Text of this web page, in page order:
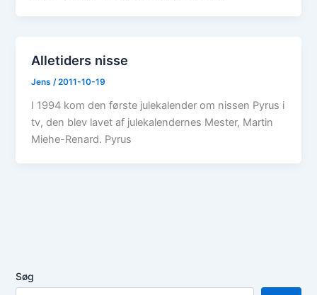
Alletiders nisse
Jens/2011-10-19
I 1994 kom den første julekalender om nissen Pyrus i
tv, den blev lavet af julekalendernes Mester, Martin
Miehe-Renard. Pyrus
Søg